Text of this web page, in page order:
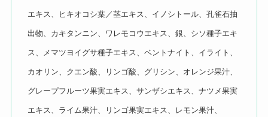
エキス、ヒキオコシ葉／茎エキス、イノシトール、孔雀石抽
出物、カキタンニン、ワレモコウエキス、銀、シソ種子エキ
ス、メマツヨイグサ種子エキス、ベントナイト、イライト、
カオリン、クエン酸、リンゴ酸、グリシン、オレンジ果汁、
グレープフルーツ果実エキス、サンザシエキス、ナツメ果実
エキス、ライム果汁、リンゴ果実エキス、レモン果汁、